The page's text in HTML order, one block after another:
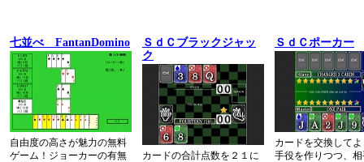
七並べ FantanDomino
自由度の高さが魅力の無料
ゲーム！ジョーカーの有無
ＳｄＣブラックジャッ
ク
カードの合計点数を２１に
ＳｄＣポーカー
カードを交換して
手役を作りつつ、